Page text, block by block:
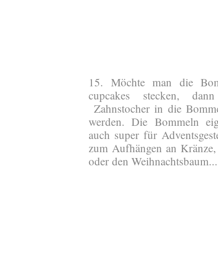
15. Möchte man die
cupcakes stecken,
Zahnstocher in die
werden. Die Bommeln
auch super für
zum Aufhängen an
oder den Weihnachtsbaum...